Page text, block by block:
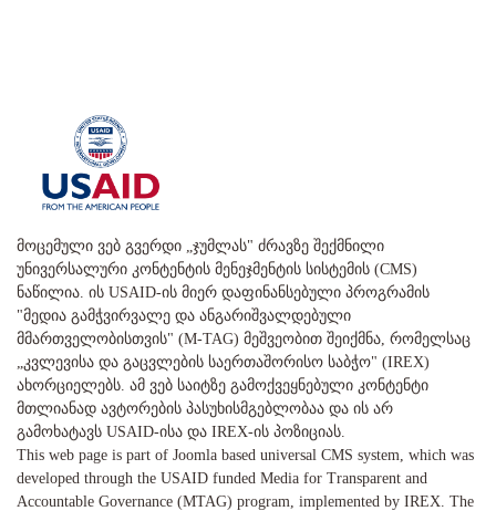
მოცემული ვებ გვერდი „ჯუმლას" ძრავზე შექმნილი
უნივერსალური კონტენტის მენეჯმენტის სისტემის (CMS)
ნაწილია. ის USAID-ის მიერ დაფინანსებული პროგრამის
"მედია გამჭვირვალე და ანგარიშვალდებული
მმართველობისთვის" (M-TAG) მეშვეობით შეიქმნა, რომელსაც
„კვლევისა და გაცვლების საერთაშორისო საბჭო" (IREX)
ახორციელებს. ამ ვებ საიტზე გამოქვეყნებული კონტენტი
მთლიანად ავტორების პასუხისმგებლობაა და ის არ
გამოხატავს USAID-ისა და IREX-ის პოზიციას.
This web page is part of Joomla based universal CMS system, which was
developed through the USAID funded Media for Transparent and
Accountable Governance (MTAG) program, implemented by IREX. The